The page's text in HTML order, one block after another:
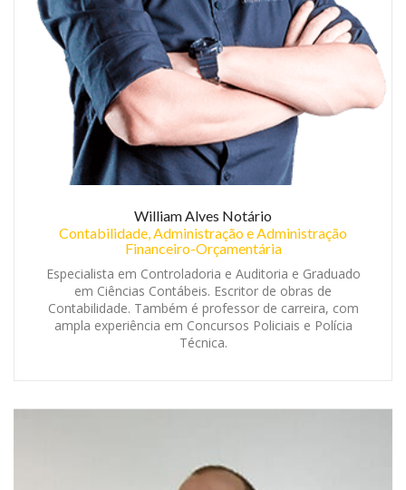
William Alves Notário
Contabilidade, Administração e Administração
Financeiro-Orçamentária
Especialista em Controladoria e Auditoria e Graduado
em Ciências Contábeis. Escritor de obras de
Contabilidade. Também é professor de carreira, com
ampla experiência em Concursos Policiais e Polícia
Técnica.